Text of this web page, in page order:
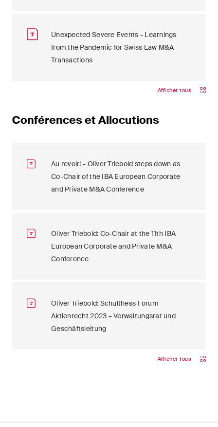
Unexpected Severe Events - Learnings
from the Pandemic for Swiss Law M&A
Transactions
Afficher tous
Conférences et Allocutions
Au revoir! - Oliver Triebold steps down as
Co-Chair of the IBA European Corporate
and Private M&A Conference
Oliver Triebold: Co-Chair at the 11th IBA
European Corporate and Private M&A
Conference
Oliver Triebold: Schulthess Forum
Aktienrecht 2023 – Verwaltungsrat und
Geschäftsleitung
Afficher tous